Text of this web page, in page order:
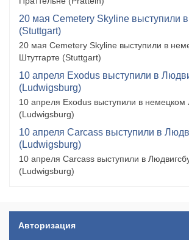
20 мая Cemetery Skyline выступили
(Stuttgart)
20 мая Cemetery Skyline выступили в
Штутгарте (Stuttgart)
10 апреля Exodus выступили в
(Ludwigsburg)
10 апреля Exodus выступили в немецком
(Ludwigsburg)
10 апреля Carcass выступили в
(Ludwigsburg)
10 апреля Carcass выступили в
(Ludwigsburg)
Авторизация